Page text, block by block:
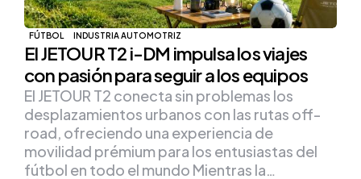
FÚTBOL INDUSTRIA AUTOMOTRIZ
El JETOUR T2 i-DM impulsa los viajes
con pasión para seguir a los equipos
El JETOUR T2 conecta sin problemas los
desplazamientos urbanos con las rutas off-
road, ofreciendo una experiencia de
movilidad prémium para los entusiastas del
fútbol en todo el mundo Mientras la…